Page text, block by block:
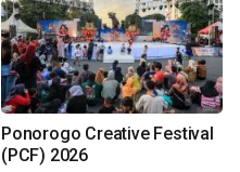
Ponorogo Creative Festival
(PCF) 2026